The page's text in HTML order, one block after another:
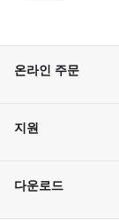
온라인 주문
주문 방법
벌크 주문
지원
고객 센터
다운로드